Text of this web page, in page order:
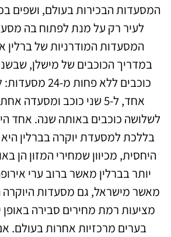
המסעדות הבכירות בעולם, ושפים
לעיר רק על מנת לפתוח בה
המסעדות המודרניות של ברלין
אחד, ל-5 שני כוכב
לשלושה כוכבים באותה שנה. אחד
בללכת למסעדת יוקרה בברלין
היחסית, מכיוון שמחירי המזון הן
יותר בברלין מאשר ברוב ערי
מאשר מישראל, גם מסעדות היוקרה
מציעות רמת מחירים סבירה
בערים מרכזיות אחרות בעולם.